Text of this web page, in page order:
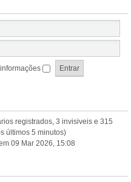
registrados, 3 invisiveis e 315
últimos 5 minutos)
09 Mar 2026, 15:08